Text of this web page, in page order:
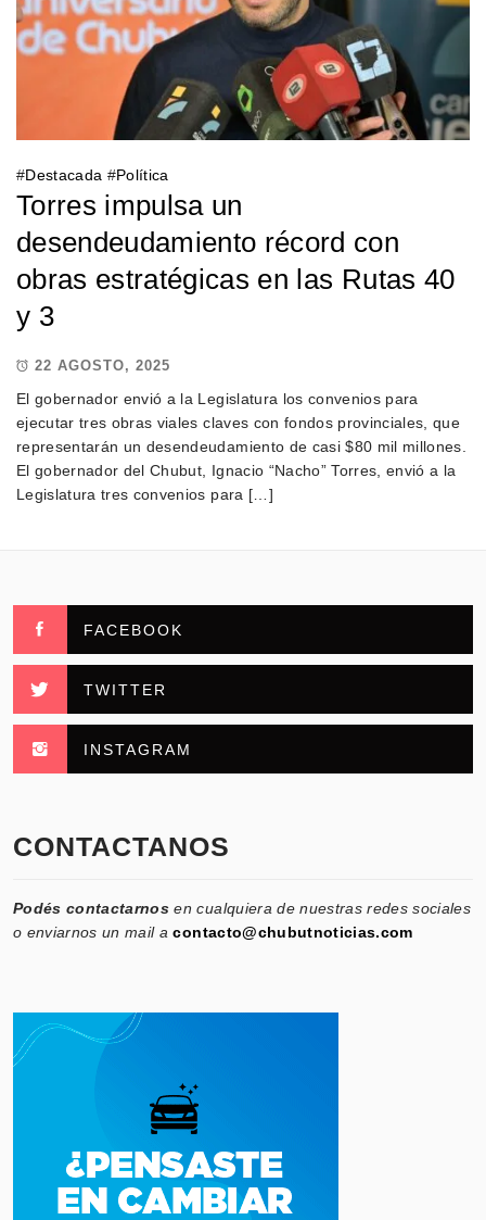
#Destacada #Política
Torres impulsa un
desendeudamiento récord con
obras estratégicas en las Rutas 40
y 3
22 AGOSTO, 2025
El gobernador envió a la Legislatura los convenios para
ejecutar tres obras viales claves con fondos provinciales, que
representarán un desendeudamiento de casi $80 mil millones.
El gobernador del Chubut, Ignacio “Nacho” Torres, envió a la
Legislatura tres convenios para […]
FACEBOOK
TWITTER
INSTAGRAM
CONTACTANOS
Podés contactarnos en cualquiera de nuestras redes sociales
o enviarnos un mail acontacto@chubutnoticias.com